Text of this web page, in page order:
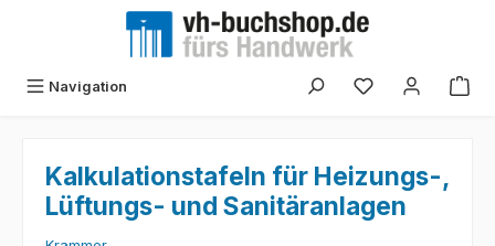
Zum Hauptinhalt springen
Navigation
Kalkulationstafeln für Heizungs-,
Lüftungs- und Sanitäranlagen